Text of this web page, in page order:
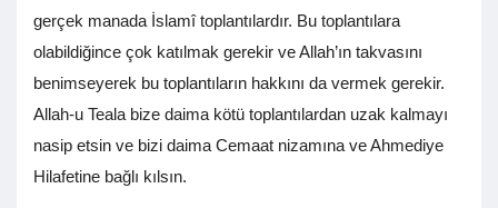
gerçek manada İslamî toplantılardır. Bu toplantılara
olabildiğince çok katılmak gerekir ve Allah’ın takvasını
benimseyerek bu toplantıların hakkını da vermek gerekir.
Allah-u Teala bize daima kötü toplantılardan uzak kalmayı
nasip etsin ve bizi daima Cemaat nizamına ve Ahmediye
Hilafetine bağlı kılsın.